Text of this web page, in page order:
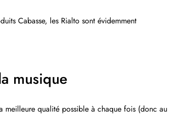
Cabasse, les Rialto sont évidemment
musique
meilleure qualité possible à chaque fois (donc au